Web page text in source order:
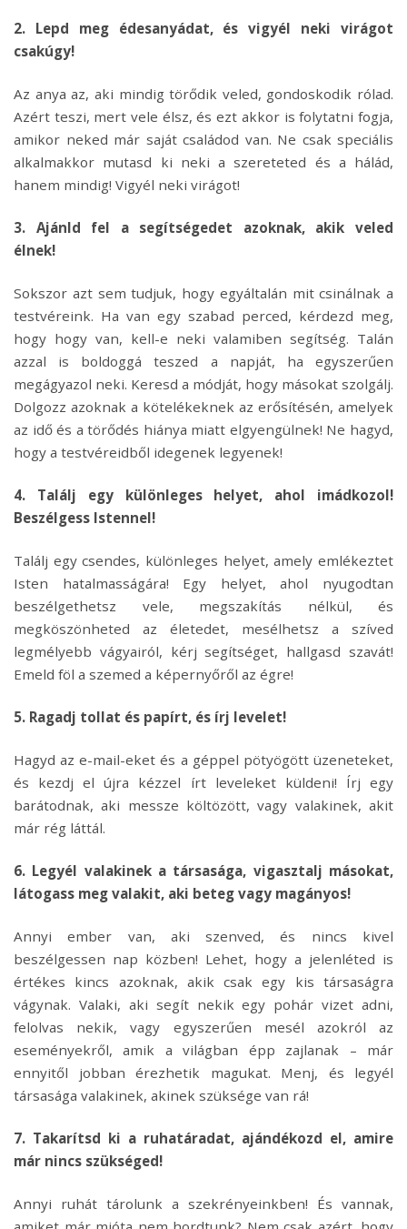
2. Lepd meg édesanyádat, és vigyél neki virágot
csakúgy!
Az anya az, aki mindig törődik veled, gondoskodik rólad.
Azért teszi, mert vele élsz, és ezt akkor is folytatni fogja,
amikor neked már saját családod van. Ne csak speciális
alkalmakkor mutasd ki neki a szereteted és a hálád,
hanem mindig! Vigyél neki virágot!
3. Ajánld fel a segítségedet azoknak, akik veled
élnek!
Sokszor azt sem tudjuk, hogy egyáltalán mit csinálnak a
testvéreink. Ha van egy szabad perced, kérdezd meg,
hogy hogy van, kell-e neki valamiben segítség. Talán
azzal is boldoggá teszed a napját, ha egyszerűen
megágyazol neki. Keresd a módját, hogy másokat szolgálj.
Dolgozz azoknak a kötelékeknek az erősítésén, amelyek
az idő és a törődés hiánya miatt elgyengülnek! Ne hagyd,
hogy a testvéreidből idegenek legyenek!
4. Találj egy különleges helyet, ahol imádkozol!
Beszélgess Istennel!
Találj egy csendes, különleges helyet, amely emlékeztet
Isten hatalmasságára! Egy helyet, ahol nyugodtan
beszélgethetsz vele, megszakítás nélkül, és
megköszönheted az életedet, mesélhetsz a szíved
legmélyebb vágyairól, kérj segítséget, hallgasd szavát!
Emeld föl a szemed a képernyőről az égre!
5. Ragadj tollat és papírt, és írj levelet!
Hagyd az e-mail-eket és a géppel pötyögött üzeneteket,
és kezdj el újra kézzel írt leveleket küldeni! Írj egy
barátodnak, aki messze költözött, vagy valakinek, akit
már rég láttál.
6. Legyél valakinek a társasága, vigasztalj másokat,
látogass meg valakit, aki beteg vagy magányos!
Annyi ember van, aki szenved, és nincs kivel
beszélgessen nap közben! Lehet, hogy a jelenléted is
értékes kincs azoknak, akik csak egy kis társaságra
vágynak. Valaki, aki segít nekik egy pohár vizet adni,
felolvas nekik, vagy egyszerűen mesél azokról az
eseményekről, amik a világban épp zajlanak – már
ennyitől jobban érezhetik magukat. Menj, és legyél
társasága valakinek, akinek szüksége van rá!
7. Takarítsd ki a ruhatáradat, ajándékozd el, amire
már nincs szükséged!
Annyi ruhát tárolunk a szekrényeinkben! És vannak,